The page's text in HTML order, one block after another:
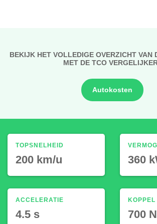
BEKIJK HET VOLLEDIGE OVERZICHT VAN
MET DE TCO
Autokosten
TOPSNELHEID
200 km/u
ACCELERATIE
4.5 s
360
KOPPEL
700